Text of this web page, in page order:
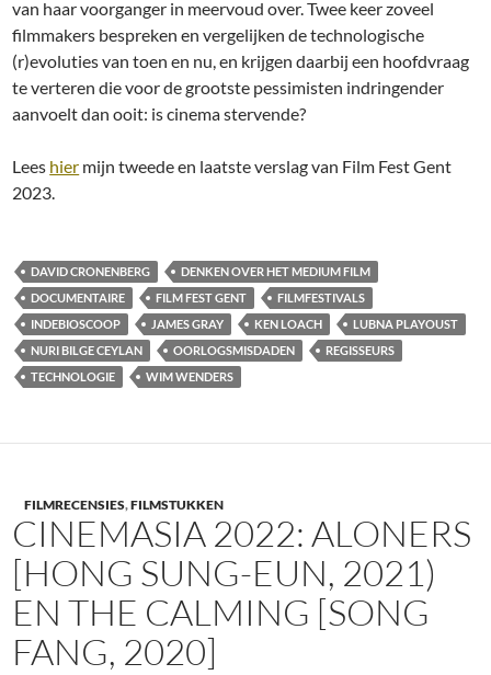
van haar voorganger in meervoud over. Twee keer zoveel
filmmakers bespreken en vergelijken de technologische
(r)evoluties van toen en nu, en krijgen daarbij een hoofdvraag
te verteren die voor de grootste pessimisten indringender
aanvoelt dan ooit: is cinema stervende?
Lees hier mijn tweede en laatste verslag van Film Fest Gent
2023.
DAVID CRONENBERG
DENKEN OVER HET MEDIUM FILM
DOCUMENTAIRE
FILM FEST GENT
FILMFESTIVALS
INDEBIOSCOOP
JAMES GRAY KEN LOACH
LUBNA PLAYOUST
NURI BILGE CEYLAN
OORLOGSMISDADEN
REGISSEURS
TECHNOLOGIE
WIM WENDERS
FILMRECENSIES,FILMSTUKKEN
CINEMASIA 2022: ALONERS
[HONG SUNG-EUN, 2021)
EN THE CALMING [SONG
FANG, 2020]